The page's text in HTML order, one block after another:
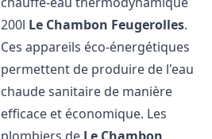
200l Le Chambon Feugerolles.
Ces appareils éco-énergétiques
permettent de produire de l'eau
chaude sanitaire de manière
efficace et économique. Les